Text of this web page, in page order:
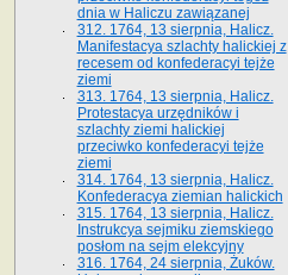
dnia w Haliczu zawiązanej
312. 1764, 13 sierpnia, Halicz.
Manifestacya szlachty halickiej z
recesem od konfederacyi tejże
ziemi
313. 1764, 13 sierpnia, Halicz.
Protestacya urzędników i
szlachty ziemi halickiej
przeciwko konfederacyi tejże
ziemi
314. 1764, 13 sierpnia, Halicz.
Konfederacya ziemian halickich
315. 1764, 13 sierpnia, Halicz.
Instrukcya sejmiku ziemskiego
posłom na sejm elekcyjny
316. 1764, 24 sierpnia, Żuków.